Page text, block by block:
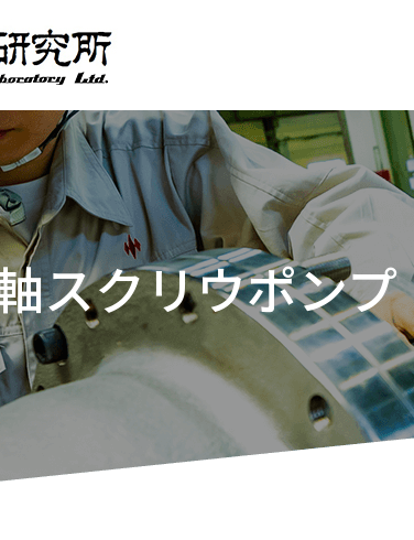
スクリウポンプ